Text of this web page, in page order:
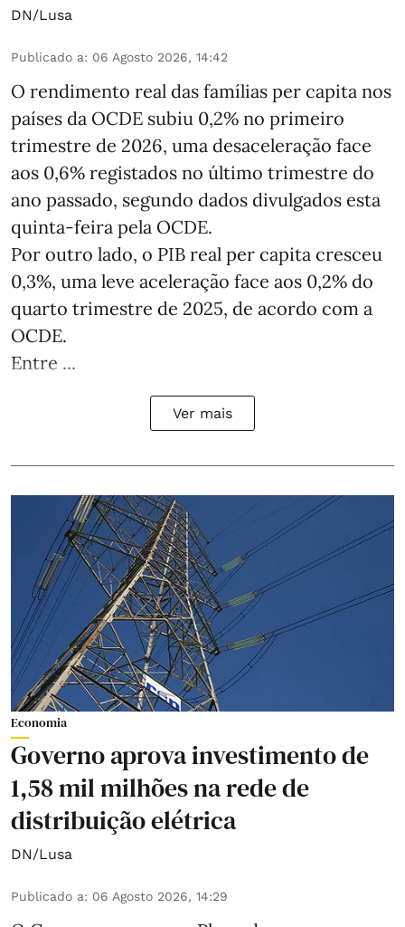
DN/Lusa
Publicado a: 06 Agosto 2026, 14:42
O rendimento real das famílias per capita nos
países da OCDE subiu 0,2% no primeiro
trimestre de 2026, uma desaceleração face
aos 0,6% registados no último trimestre do
ano passado, segundo dados divulgados esta
quinta-feira pela OCDE.
Por outro lado, o PIB real per capita cresceu
0,3%, uma leve aceleração face aos 0,2% do
quarto trimestre de 2025, de acordo com a
OCDE.
Entre ...
Ver mais
Economia
Governo aprova investimento de
1,58 mil milhões na rede de
distribuição elétrica
DN/Lusa
Publicado a: 06 Agosto 2026, 14:29